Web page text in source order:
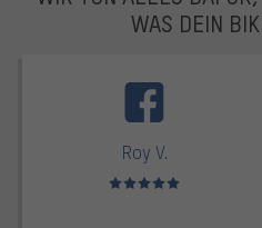
WAS DEIN
Roy V.
Bewertungen: 5 von 5